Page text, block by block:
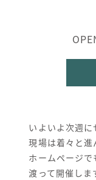
いよいよ次週に
現場は着々と進
ホームページ
渡って開催しま